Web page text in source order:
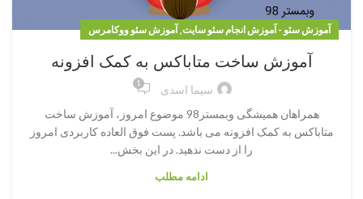
آموزش سئو - آموزش انجام سئو سایت,آموزش سئو ووکامرس
آموزش ساخت متاباکس به کمک افزونه
سیما اسدی 1
همراهان همیشگی وبمستر98 موضوع امروز، آموزش ساخت
متاباکس به کمک افزونه می باشد. پست فوق العاده کاربردی امروز
را از دست ندهید. در این بخش...
ادامه مطلب